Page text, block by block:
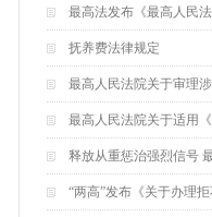
最高法发布《最高人民
抚养费法律规定
最高人民法院关于审理
最高人民法院关于适用
释放从重惩治强烈信号
“两高”发布《关于办理